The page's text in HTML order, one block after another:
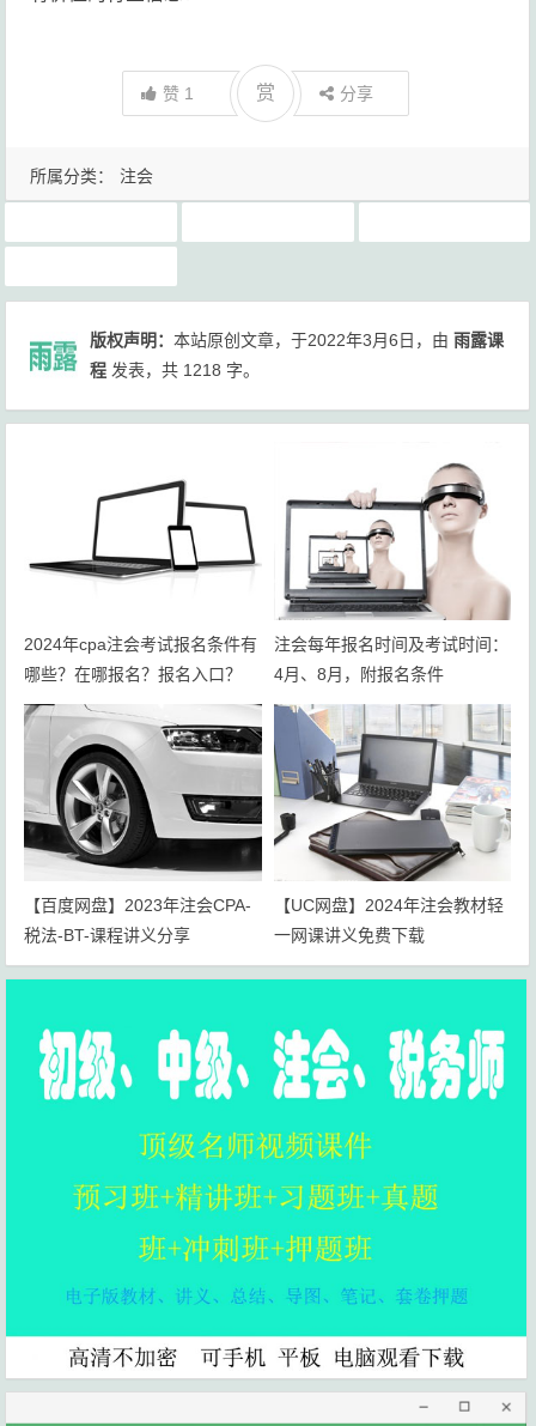
赞 1 赏 分享
所属分类： 注会
版权声明：本站原创文章，于2022年3月6日，由雨露课
程 发表，共 1218 字。
2024年cpa注会考试报名条件有
哪些？在哪报名？报名入口？
注会每年报名时间及考试时间：
4月、8月，附报名条件
【百度网盘】2023年注会CPA-
税法-BT-课程讲义分享
【UC网盘】2024年注会教材轻
一网课讲义免费下载